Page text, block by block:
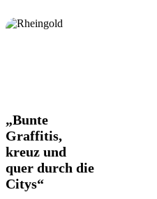
„Bunte
Graffitis,
kreuz
und
quer
durch
die
„Bunte
Graffitis,
kreuz und
quer durch die
Citys“